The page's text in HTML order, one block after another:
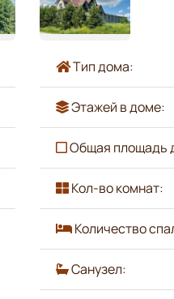
Тип дома:
Этажей в доме:
Общая площадь
Кол-во комнат:
Количество
Санузел: